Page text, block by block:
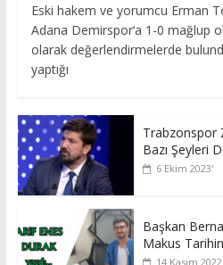
Eski hakem ve yorumcu Erman
Adana Demirspor‘a 1-0 mağlup
olarak değerlendirmelerde
yaptığı
Trabzonspor
Bazı Şeyleri
6 Ekim 2023
Başkan
Makus
14 Kasım 2022